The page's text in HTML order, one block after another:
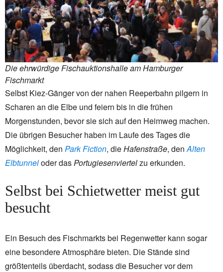
Die ehrwürdige Fischauktionshalle am Hamburger
Fischmarkt
Selbst Kiez-Gänger von der nahen Reeperbahn pilgern in
Scharen an die Elbe und feiern bis in die frühen
Morgenstunden, bevor sie sich auf den Heimweg machen.
Die übrigen Besucher haben im Laufe des Tages die
Möglichkeit, den Park Fiction, dieHafenstraße, denAlten
Elbtunneloder dasPortugiesenviertelzu erkunden.
Selbst bei Schietwetter meist gut
besucht
Ein Besuch des Fischmarkts bei Regenwetter kann sogar
eine besondere Atmosphäre bieten. Die Stände sind
größtenteils überdacht, sodass die Besucher vor dem